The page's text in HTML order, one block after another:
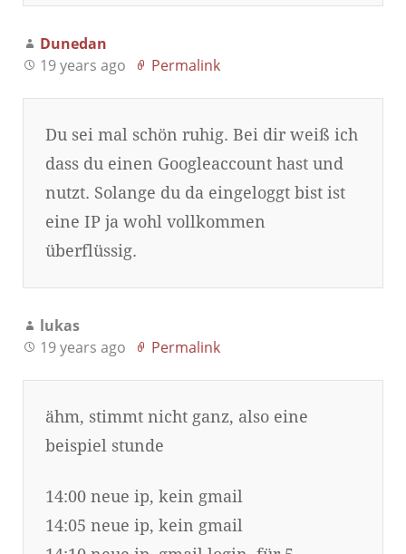
Dunedan
19 years ago
Permalink
Du sei mal schön ruhig. Bei dir weiß ich
dass du einen Googleaccount hast und
nutzt. Solange du da eingeloggt bist ist
eine IP ja wohl vollkommen
überflüssig.
lukas
19 years ago
Permalink
ähm, stimmt nicht ganz, also eine
beispiel stunde
14:00 neue ip, kein gmail
14:05 neue ip, kein gmail